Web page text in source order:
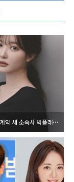
조수민 전속계약 새 소속사 빅플래닛메이드 첫 1호 배우 영입 어떤 곳 소유와 한솥밥 팬트하우스 민설아 매력 총정리